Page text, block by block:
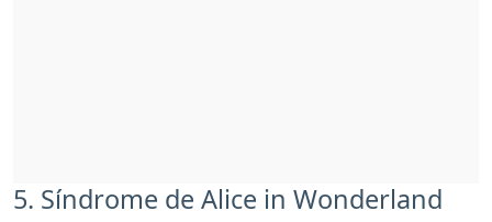
5. Síndrome de Alice in Wonderland